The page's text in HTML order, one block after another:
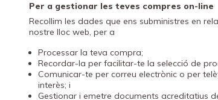
Per a gestionar les teves compres on-line
Recollim les dades que ens subministres en
nostre lloc web, per a
Processar la teva compra;
Recordar-la per facilitar-te la selecció de
Comunicar-te per correu electrònic o per
interès; i
Gestionar i emetre documents acreditatius